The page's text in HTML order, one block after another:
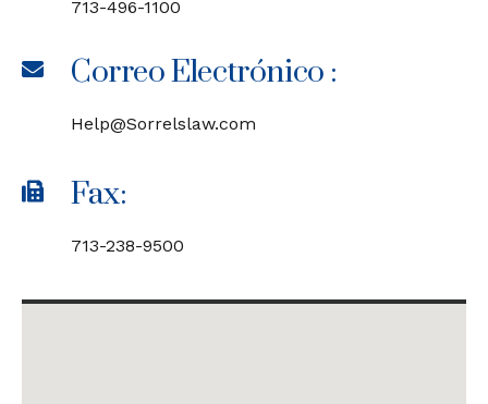
713-496-1100
Correo Electrónico :
Help@Sorrelslaw.com
Fax:
713-238-9500